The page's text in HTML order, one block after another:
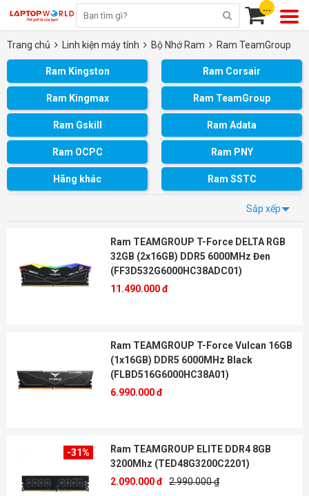
...
Trang chủ Linh kiện máy tính Bộ Nhớ Ram Ram TeamGroup
Ram Kingston Ram Corsair
Ram Kingmax Ram TeamGroup
Ram Gskill Ram Adata
Ram OCPC Ram PNY
Hãng khác Ram SSTC
Sắp xếp
Ram TEAMGROUP T-Force DELTA RGB
32GB (2x16GB) DDR5 6000MHz Đen
(FF3D532G6000HC38ADC01)
11.490.000 đ
Ram TEAMGROUP T-Force Vulcan 16GB
(1x16GB) DDR5 6000MHz Black
(FLBD516G6000HC38A01)
6.990.000 đ
-31%
Ram TEAMGROUP ELITE DDR4 8GB
3200Mhz (TED48G3200C2201)
2.090.000 đ 2.990.000 ₫